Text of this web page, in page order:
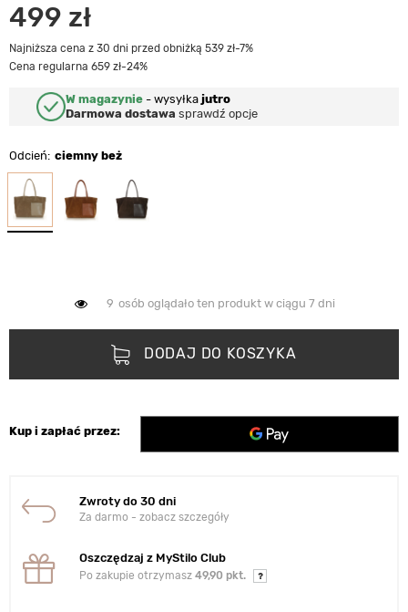
499 zł
Najniższa cena z 30 dni przed obniżką 539 zł-7%
Cena regularna 659 zł-24%
W magazynie - wysyłka jutro
Darmowa dostawa sprawdź opcje
Odcień ciemny beż
9 osób oglądało ten produkt w ciągu 7 dni
DODAJ DO KOSZYKA
Kup i zapłać przez:
Zwroty do 30 dni
Za darmo - zobacz szczegóły
Oszczędzaj z MyStilo Club
Po zakupie otrzymasz 49,90 pkt.